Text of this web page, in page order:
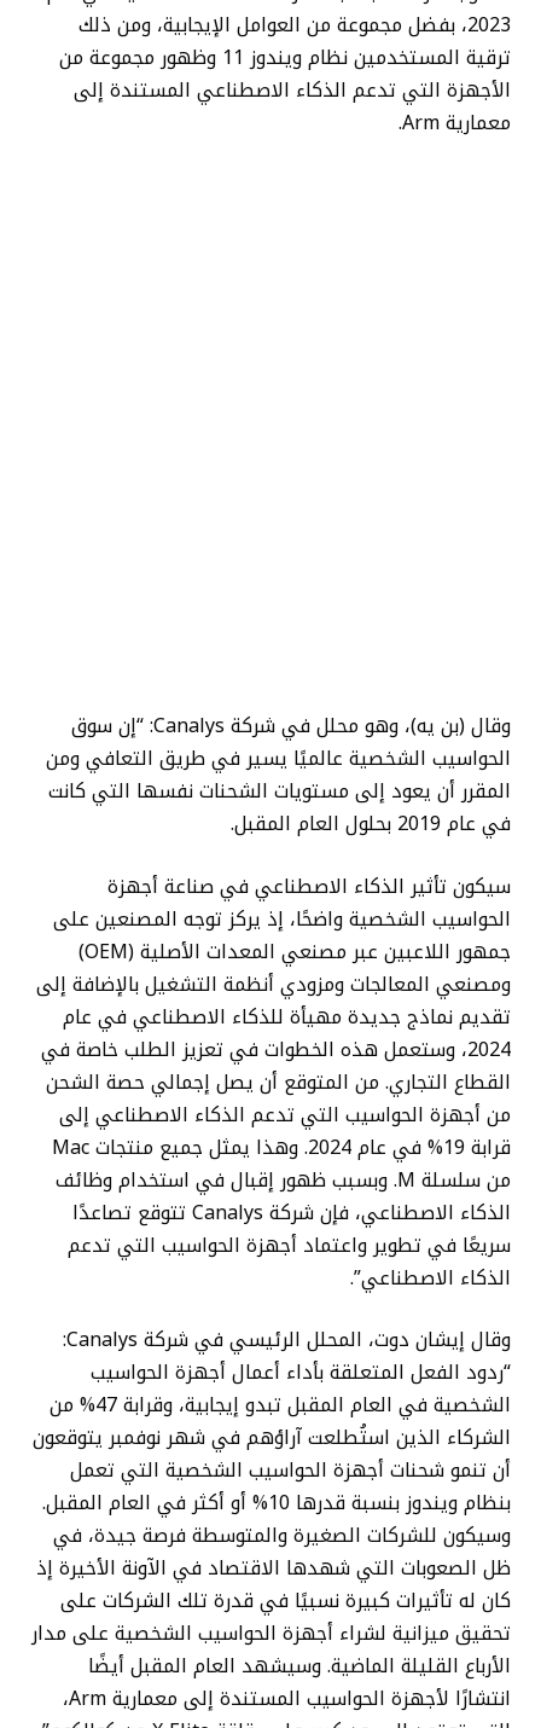
2023، بفضل مجموعة من العوامل الإيجابية، ومن ذلك
ترقية المستخدمين نظام ويندوز 11 وظهور مجموعة من
الأجهزة التي تدعم الذكاء الاصطناعي المستندة إلى
معمارية Arm.
وقال (بن يه)، وهو محلل في شركة Canalys: “إن سوق
الحواسيب الشخصية عالميًا يسير في طريق التعافي ومن
المقرر أن يعود إلى مستويات الشحنات نفسها التي كانت
في عام 2019 بحلول العام المقبل.
سيكون تأثير الذكاء الاصطناعي في صناعة أجهزة
الحواسيب الشخصية واضحًا، إذ يركز توجه المصنعين على
جمهور اللاعبين عبر مصنعي المعدات الأصلية (OEM)
ومصنعي المعالجات ومزودي أنظمة التشغيل بالإضافة إلى
تقديم نماذج جديدة مهيأة للذكاء الاصطناعي في عام
2024، وستعمل هذه الخطوات في تعزيز الطلب خاصة في
القطاع التجاري. من المتوقع أن يصل إجمالي حصة الشحن
من أجهزة الحواسيب التي تدعم الذكاء الاصطناعي إلى
قرابة 19% في عام 2024. وهذا يمثل جميع منتجات Mac
من سلسلة M. وبسبب ظهور إقبال في استخدام وظائف
الذكاء الاصطناعي، فإن شركة Canalys تتوقع تصاعدًا
سريعًا في تطوير واعتماد أجهزة الحواسيب التي تدعم
الذكاء الاصطناعي”.
وقال إيشان دوت، المحلل الرئيسي في شركة Canalys:
“ردود الفعل المتعلقة بأداء أعمال أجهزة الحواسيب
الشخصية في العام المقبل تبدو إيجابية، وقرابة 47% من
الشركاء الذين استُطلعت آراؤهم في شهر نوفمبر يتوقعون
أن تنمو شحنات أجهزة الحواسيب الشخصية التي تعمل
بنظام ويندوز بنسبة قدرها 10% أو أكثر في العام المقبل.
وسيكون للشركات الصغيرة والمتوسطة فرصة جيدة، في
ظل الصعوبات التي شهدها الاقتصاد في الآونة الأخيرة إذ
كان له تأثيرات كبيرة نسبيًا في قدرة تلك الشركات على
تحقيق ميزانية لشراء أجهزة الحواسيب الشخصية على مدار
الأرباع القليلة الماضية. وسيشهد العام المقبل أيضًا
انتشارًا لأجهزة الحواسيب المستندة إلى معمارية Arm،